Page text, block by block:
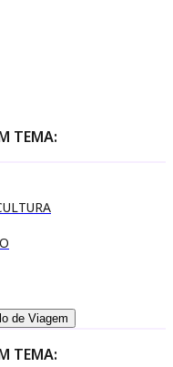
TEMA:
de Viagem
TEMA: